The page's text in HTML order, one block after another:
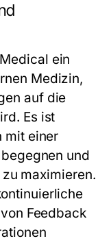
ein
Medizin,
auf die
Es ist
mit einer
und
maximieren.
Feedback